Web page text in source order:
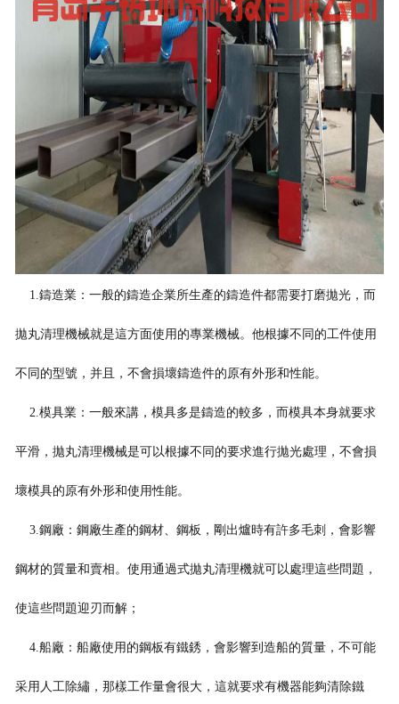
1.鑄造業：一般的鑄造企業所生產的鑄造件都需要打磨拋光，而
拋丸清理機械就是這方面使用的專業機械。他根據不同的工件使用
不同的型號，并且，不會損壞鑄造件的原有外形和性能。
2.模具業：一般來講，模具多是鑄造的較多，而模具本身就要求
平滑，拋丸清理機械是可以根據不同的要求進行拋光處理，不會損
壞模具的原有外形和使用性能。
3.鋼廠：鋼廠生產的鋼材、鋼板，剛出爐時有許多毛刺，會影響
鋼材的質量和賣相。使用通過式拋丸清理機就可以處理這些問題，
使這些問題迎刃而解；
4.船廠：船廠使用的鋼板有鐵銹，會影響到造船的質量，不可能
采用人工除繡，那樣工作量會很大，這就要求有機器能夠清除鐵